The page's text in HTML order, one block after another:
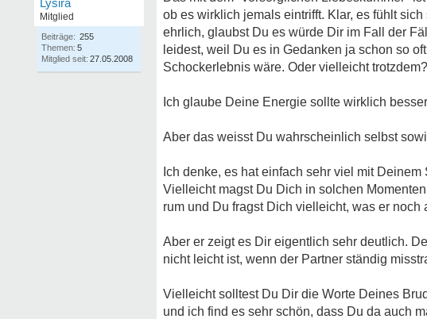
Lysira
Mitglied
Beiträge: 255
Themen: 5
Mitglied seit: 27.05.2008
ob es wirklich jemals eintrifft. Klar, es fühlt
ehrlich, glaubst Du es würde Dir im Fall der
leidest, weil Du es in Gedanken ja schon so
Schockerlebnis wäre. Oder vielleicht trotzdem?
Ich glaube Deine Energie sollte wirklich
Aber das weisst Du wahrscheinlich selbst
Ich denke, es hat einfach sehr viel mit
Vielleicht magst Du Dich in solchen
rum und Du fragst Dich vielleicht, was er noch
Aber er zeigt es Dir eigentlich sehr deutlich.
nicht leicht ist, wenn der Partner ständig
Vielleicht solltest Du Dir die Worte Deines
und ich find es sehr schön, dass Du da auch